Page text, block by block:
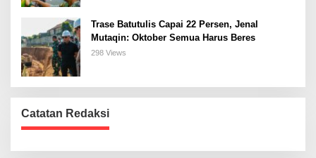
Trase Batutulis Capai 22 Persen, Jenal
Mutaqin: Oktober Semua Harus Beres
298 Views
Catatan Redaksi